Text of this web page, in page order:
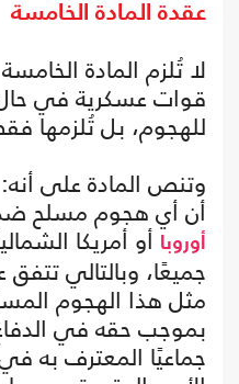
عقدة المادة الخامسة
لا تُلزم المادة
قوات عسكرية في
للهجوم، بل تُلزمها
وتنص المادة على
أن أي هجوم مسلح ضد
أوروبا أو أمريكا
جميعًا، وبالتالي
مثل هذا الهجوم
بموجب حقه في